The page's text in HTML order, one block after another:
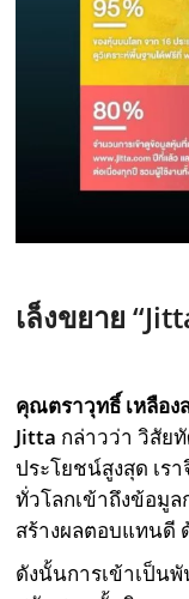
เล็งขยาย
คุณตราวุทธิ์ เหลือ
Jitta กล่าวว่า วิสัย
ประโยชน์สูงสุด เร
ทั่วโลกเข้าถึงข้อมู
สร้างผลตอบแทนดี
ดังนั้นการเข้าเป็น